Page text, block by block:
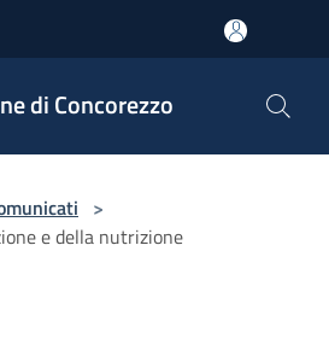
di Concorezzo
>
e della nutrizione